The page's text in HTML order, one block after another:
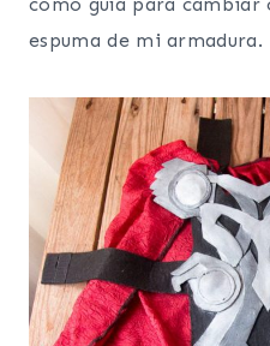
espuma de mi armadura.